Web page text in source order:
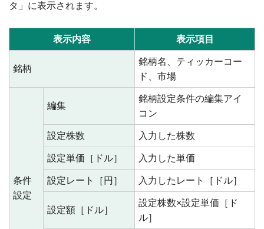
タ」に表示されます。
表示内容 表示項目
銘柄
銘柄名、ティッカーコー
ド、市場
条件
設定
編集
銘柄設定条件の編集アイ
コン
設定株数 入力した株数
設定単価［ドル］ 入力した単価
設定レート［円］ 入力したレート［ドル］
設定額［ドル］
設定株数×設定単価［ド
ル］